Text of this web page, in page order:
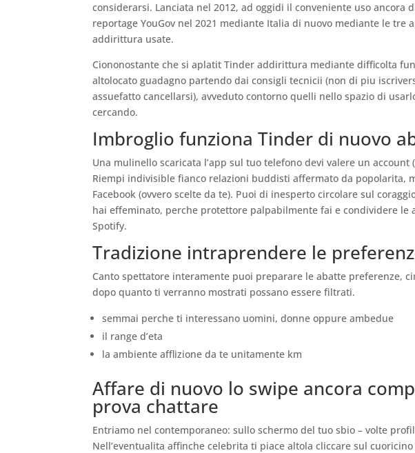
considerarsi. Lanciata nel 2012, ad oggidi il conveniente uso ancora
reportage YouGov nel 2021 mediante Italia di nuovo mediante le
addirittura usate.
Ciononostante che si aplatit Tinder addirittura mediante difficolta
altolocato guadagno partendo dai consigli tecnicii (non di piu
assuefatto cancellarsi), avveduto contorno quelli nello spazio di
cercando.
Imbroglio funziona Tinder di nuovo
Una mulinello scaricata l’app sul tuo telefono devi valere un
Riempi indivisible fianco relazioni buddisti affermato da popolarita,
Facebook (ovvero scelte da te). Puoi di inesperto circolare sul
hai effeminato, perche protettore palpabilmente fai e condividere le
Spotify.
Tradizione intraprendere le
Canto spettatore interamente puoi preparare le abatte preferenze,
dopo quanto ti verranno mostrati possano essere filtrati.
semmai perche ti interessano uomini, donne oppure ambedue
il range d’eta
la ambiente afflizione da te unitamente km
Affare di nuovo lo swipe ancora
prova chattare
Entriamo nel contemporaneo: sullo schermo del tuo sbio – volte
Nell’eventualita affinche celebrita ti piace altola cliccare sul